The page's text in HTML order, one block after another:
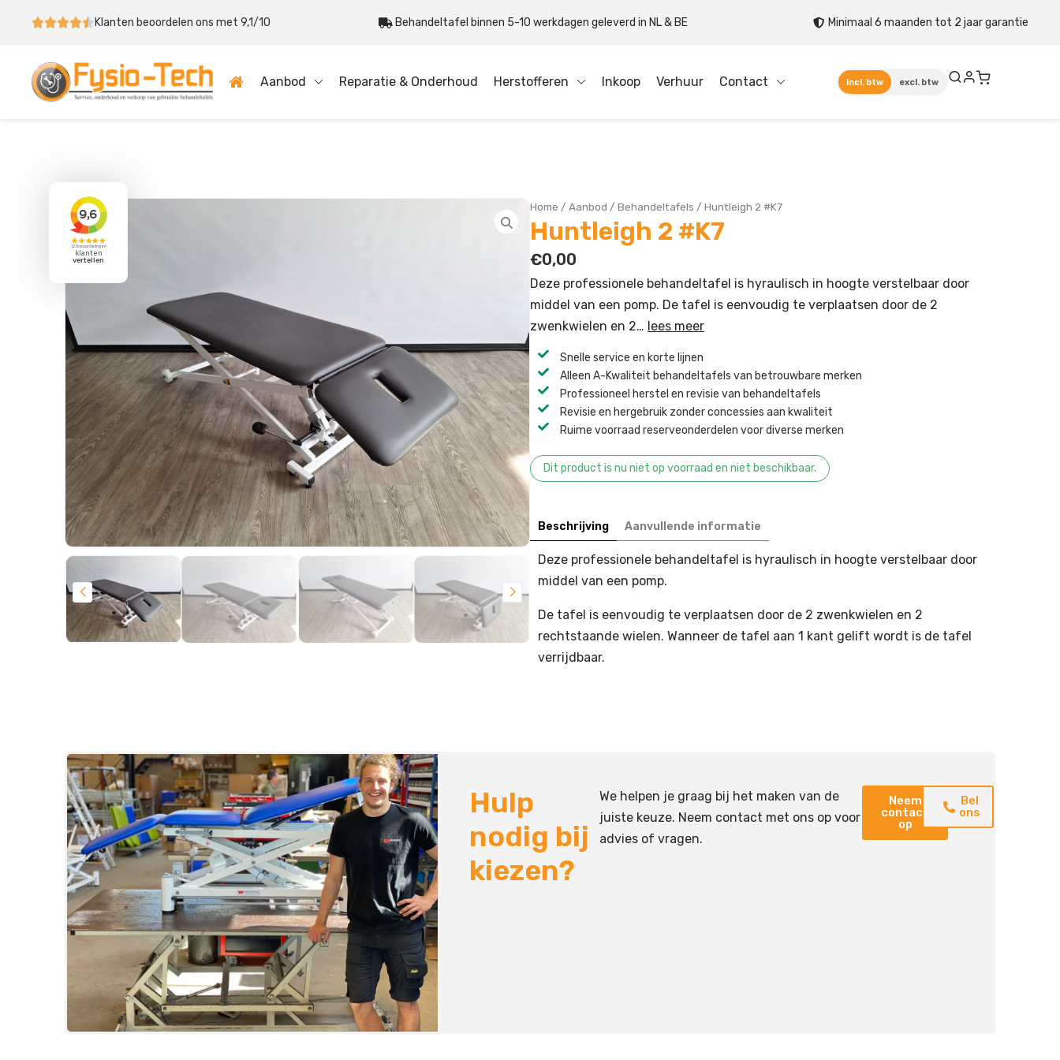
Klanten beoordelen ons met 9,1/10 Behandeltafel binnen 5-10 werkdagen geleverd in NL & BE Minimaal 6 maanden tot 2 jaar garantie
Aanbod Reparatie & Onderhoud Herstofferen Inkoop Verhuur Contact incl. btw excl. btw
Home / Aanbod / Behandeltafels / Huntleigh 2 #K7
Huntleigh 2 #K7
€0,00
Deze professionele behandeltafel is hyraulisch in hoogte verstelbaar door
middel van een pomp. De tafel is eenvoudig te verplaatsen door de 2
zwenkwielen en 2… lees meer
Snelle service en korte lijnen
Alleen A-Kwaliteit behandeltafels van betrouwbare merken
Professioneel herstel en revisie van behandeltafels ​
Revisie en hergebruik zonder concessies aan kwaliteit ​
Ruime voorraad reserveonderdelen voor diverse merken ​
Dit product is nu niet op voorraad en niet beschikbaar.
Beschrijving Aanvullende informatie
Deze professionele behandeltafel is hyraulisch in hoogte verstelbaar door
middel van een pomp.
De tafel is eenvoudig te verplaatsen door de 2 zwenkwielen en 2
rechtstaande wielen. Wanneer de tafel aan 1 kant gelift wordt is de tafel
verrijdbaar.
Hulp
nodig bij
kiezen?
We helpen je graag bij het maken van de
juiste keuze. Neem contact met ons op voor
advies of vragen.
Neem
contact
op
Bel
ons